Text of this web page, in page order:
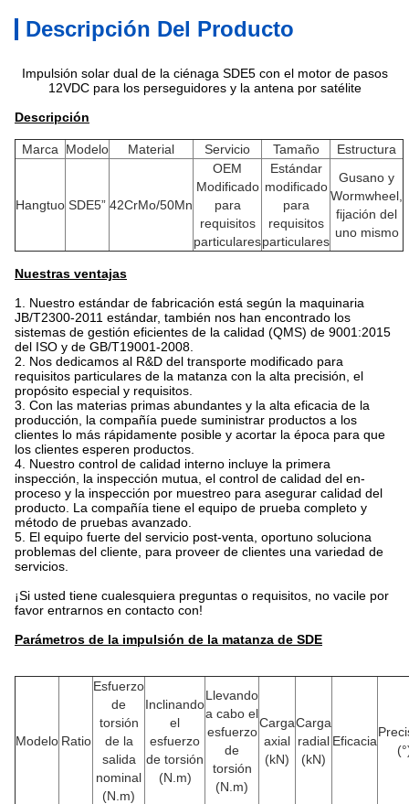
Descripción Del Producto
Impulsión solar dual de la ciénaga SDE5 con el motor de pasos
12VDC para los perseguidores y la antena por satélite
Descripción
Marca Modelo Material Servicio Tamaño Estructura
Hangtuo SDE5” 42CrMo/50Mn
OEM
Modificado
para
requisitos
particulares
Estándar
modificado
para
requisitos
particulares
Gusano y
Wormwheel,
fijación del
uno mismo
Nuestras ventajas
1. Nuestro estándar de fabricación está según la maquinaria
JB/T2300-2011 estándar, también nos han encontrado los
sistemas de gestión eficientes de la calidad (QMS) de 9001:2015
del ISO y de GB/T19001-2008.
2. Nos dedicamos al R&D del transporte modificado para
requisitos particulares de la matanza con la alta precisión, el
propósito especial y requisitos.
3. Con las materias primas abundantes y la alta eficacia de la
producción, la compañía puede suministrar productos a los
clientes lo más rápidamente posible y acortar la época para que
los clientes esperen productos.
4. Nuestro control de calidad interno incluye la primera
inspección, la inspección mutua, el control de calidad del en-
proceso y la inspección por muestreo para asegurar calidad del
producto. La compañía tiene el equipo de prueba completo y
método de pruebas avanzado.
5. El equipo fuerte del servicio post-venta, oportuno soluciona
problemas del cliente, para proveer de clientes una variedad de
servicios.
¡Si usted tiene cualesquiera preguntas o requisitos, no vacile por
favor entrarnos en contacto con!
Parámetros de la impulsión de la matanza de SDE
Modelo Ratio
Esfuerzo
de
torsión
de la
salida
nominal
(N.m)
Inclinando
el
esfuerzo
de torsión
(N.m)
Llevando
a cabo el
esfuerzo
de
torsión
(N.m)
Carga
axial
(kN)
Carga
radial
(kN)
Eficacia